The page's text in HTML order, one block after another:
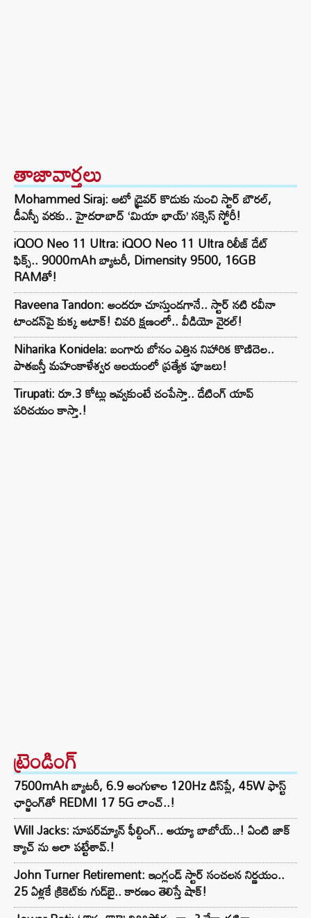
తాజావార్తలు
Mohammed Siraj: ఆటో డ్రైవర్ కొడుకు నుంచి స్టార్ బౌరల్,
డీఎస్పీ వరకు.. హైదరాబాద్ ‘మియా భాయ్’ సక్సెస్ స్టోరీ!
iQOO Neo 11 Ultra: iQOO Neo 11 Ultra రిలీజ్ డేట్
ఫిక్స్.. 9000mAh బ్యాటరీ, Dimensity 9500, 16GB
RAMతో!
Raveena Tandon: అందరూ చూస్తుండగానే.. స్టార్ నటి రవీనా
టాండన్‌పై కుక్క అటాక్! చివరి క్షణంలో.. వీడియో వైరల్!
Niharika Konidela: బంగారు బోనం ఎత్తిన నిహారిక కొణిదెల..
పాతబస్తీ మహంకాళేశ్వర ఆలయంలో ప్రత్యేక పూజలు!
Tirupati: రూ.3 కోట్లు ఇవ్వకుంటే చంపేస్తా.. డేటింగ్ యాప్
పరిచయం కాస్తా.!
ట్రెండింగ్‌
7500mAh బ్యాటరీ, 6.9 అంగుళాల 120Hz డిస్‌ప్లే, 45W ఫాస్ట్
ఛార్జింగ్‌తో REDMI 17 5G లాంచ్..!
Will Jacks: సూపర్‌మ్యాన్ ఫీల్డింగ్.. అయ్యా బాబోయ్..! ఏంటి జాక్
క్యాచ్ ను అలా పట్టేశావ్.!
John Turner Retirement: ఇంగ్లండ్ స్టార్ సంచలన నిర్ణయం..
25 ఏళ్లకే క్రికెట్‌కు గుడ్‌బై.. కారణం తెలిస్తే షాక్!